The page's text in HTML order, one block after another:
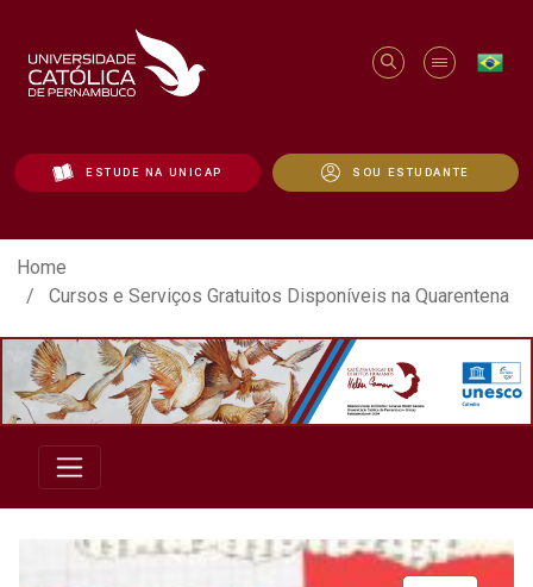
ESTUDE NA UNICAP SOU ESTUDANTE
Cursos e Serviços Gratuitos Disponíveis
Home
Cursos e Serviços Gratuitos Disponíveis na Quarentena